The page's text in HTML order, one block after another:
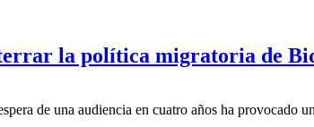
la política migratoria de
de una audiencia en cuatro años ha provocado